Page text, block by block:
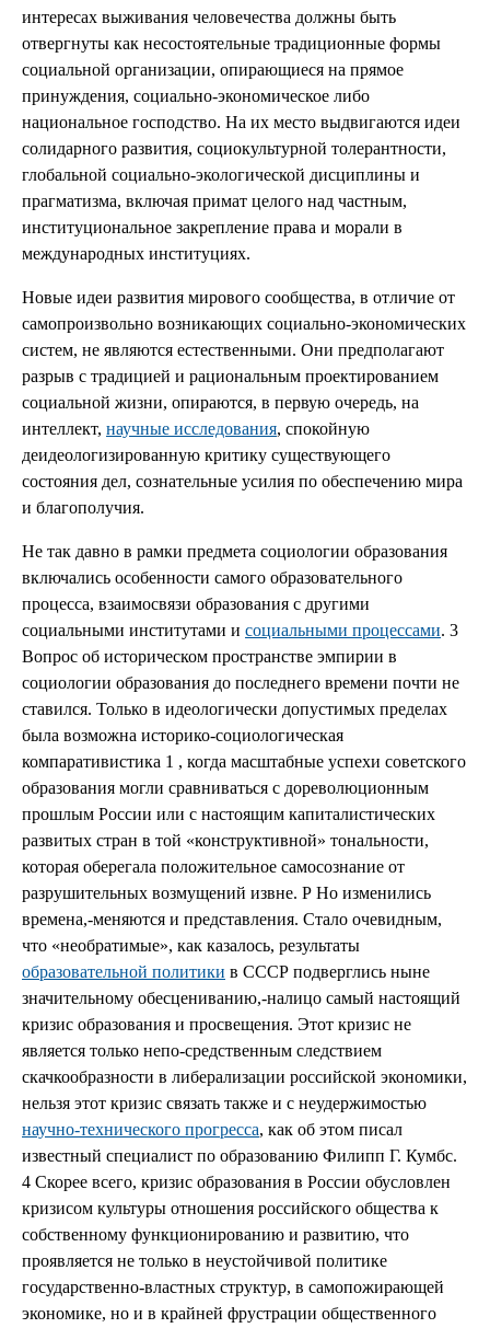
интересах выживания человечества должны быть
отвергнуты как несостоятельные традиционные формы
социальной организации, опирающиеся на прямое
принуждения, социально-экономическое либо
национальное господство. На их место выдвигаются идеи
солидарного развития, социокультурной толерантности,
глобальной социально-экологической дисциплины и
прагматизма, включая примат целого над частным,
институциональное закрепление права и морали в
международных институциях.
Новые идеи развития мирового сообщества, в отличие от
самопроизвольно возникающих социально-экономических
систем, не являются естественными. Они предполагают
разрыв с традицией и рациональным проектированием
социальной жизни, опираются, в первую очередь, на
интеллект, научные исследования, спокойную
деидеологизированную критику существующего
состояния дел, сознательные усилия по обеспечению мира
и благополучия.
Не так давно в рамки предмета социологии образования
включались особенности самого образовательного
процесса, взаимосвязи образования с другими
социальными институтами и социальными процессами. 3
Вопрос об историческом пространстве эмпирии в
социологии образования до последнего времени почти не
ставился. Только в идеологически допустимых пределах
была возможна историко-социологическая
компаративистика 1 , когда масштабные успехи советского
образования могли сравниваться с дореволюционным
прошлым России или с настоящим капиталистических
развитых стран в той «конструктивной» тональности,
которая оберегала положительное самосознание от
разрушительных возмущений извне. Р Но изменились
времена,-меняются и представления. Стало очевидным,
что «необратимые», как казалось, результаты
образовательной политики в СССР подверглись ныне
значительному обесцениванию,-налицо самый настоящий
кризис образования и просвещения. Этот кризис не
является только непо-средственным следствием
скачкообразности в либерализации российской экономики,
нельзя этот кризис связать также и с неудержимостью
научно-технического прогресса, как об этом писал
известный специалист по образованию Филипп Г. Кумбс.
4 Скорее всего, кризис образования в России обусловлен
кризисом культуры отношения российского общества к
собственному функционированию и развитию, что
проявляется не только в неустойчивой политике
государственно-властных структур, в самопожирающей
экономике, но и в крайней фрустрации общественного